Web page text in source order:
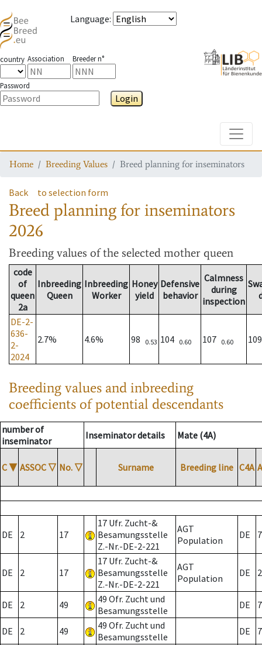
Language:
country Association Breeder n°
Password
Login
Home Breeding Values Breed planning for inseminators
Back to selection form
Breed planning for inseminators
2026
Breeding values of the selected mother queen
code
of
queen
2a
Inbreeding
Queen
Inbreeding
Worker
Honey
yield
Defensive
behavior
Calmness
during
inspection
DE-2-
636-
2-
2024
2.7% 4.6% 98 0.53 104 0.60 107 0.60
Breeding values and inbreeding
coefficients of potential descendants
number of
inseminator
Inseminator details Mate (4A)
C ▼ ASSOC ▽ No. ▽ Surname Breeding line C4A
DE 2 17
17 Ufr. Zucht-&
Besamungsstelle
Z.-Nr.-DE-2-221
AGT
Population
DE 7
DE 2 17
17 Ufr. Zucht-&
Besamungsstelle
Z.-Nr.-DE-2-221
AGT
Population
DE 2
DE 2 49
49 Ofr. Zucht und
Besamungsstelle
DE 7
DE 2 49
49 Ofr. Zucht und
Besamungsstelle
DE 7